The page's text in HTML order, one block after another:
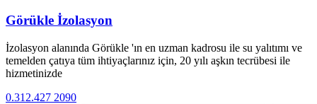
Görükle İzolasyon
İzolasyon alanında Görükle 'ın en uzman kadrosu ile su yalıtımı ve
temelden çatıya tüm ihtiyaçlarınız için, 20 yılı aşkın tecrübesi ile
hizmetinizde
0.312.427 2090